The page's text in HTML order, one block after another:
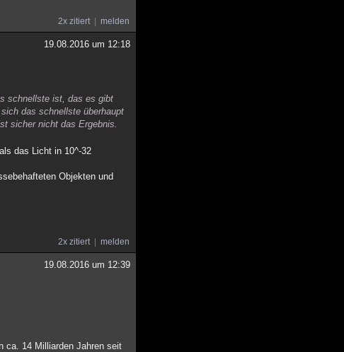
2x zitiert melden
19.08.2016 um 12:18
schnellste ist, das es gibt
das schnellste überhaupt
sicher nicht das Ergebnis.
das Licht in 10^-32
Objekten und
2x zitiert melden
19.08.2016 um 12:39
ca. 14 Milliarden Jahren seit